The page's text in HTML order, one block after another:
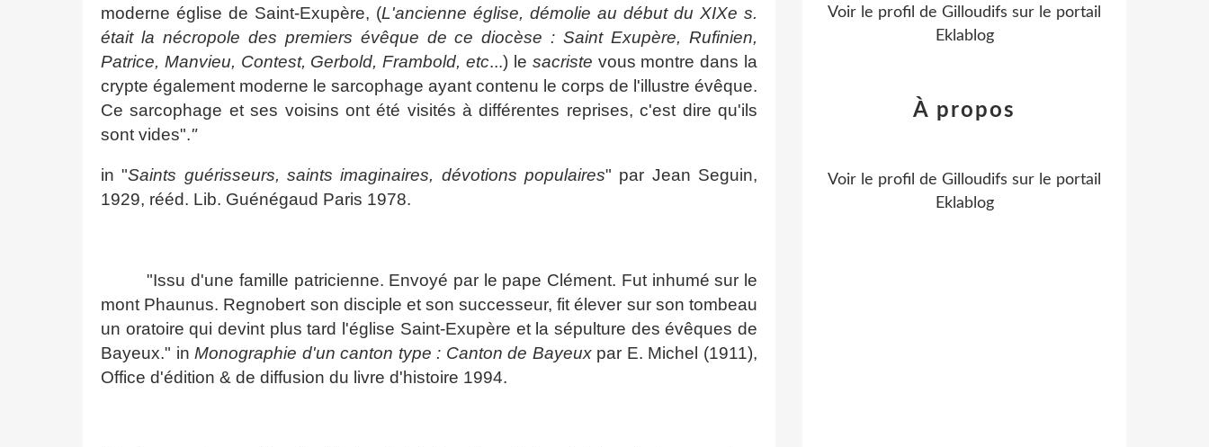
moderne église de Saint-Exupère, (L'ancienne église, démolie au début du XIXe s.
était la nécropole des premiers évêque de ce diocèse : Saint Exupère, Rufinien,
Patrice, Manvieu, Contest, Gerbold, Frambold, etc...) le sacriste vous montre dans la
crypte également moderne le sarcophage ayant contenu le corps de l'illustre évêque.
Ce sarcophage et ses voisins ont été visités à différentes reprises, c'est dire qu'ils
sont vides"."
in "Saints guérisseurs, saints imaginaires, dévotions populaires" par Jean Seguin,
1929, rééd. Lib. Guénégaud Paris 1978.
"Issu d'une famille patricienne. Envoyé par le pape Clément. Fut inhumé sur le
mont Phaunus. Regnobert son disciple et son successeur, fit élever sur son tombeau
un oratoire qui devint plus tard l'église Saint-Exupère et la sépulture des évêques de
Bayeux." inMonographie d'un canton type : Canton de Bayeuxpar E. Michel (1911),
Office d'édition & de diffusion du livre d'histoire 1994.
Voir le profil de Gilloudifs sur le portail
Eklablog
À propos
Voir le profil de Gilloudifs sur le portail
Eklablog